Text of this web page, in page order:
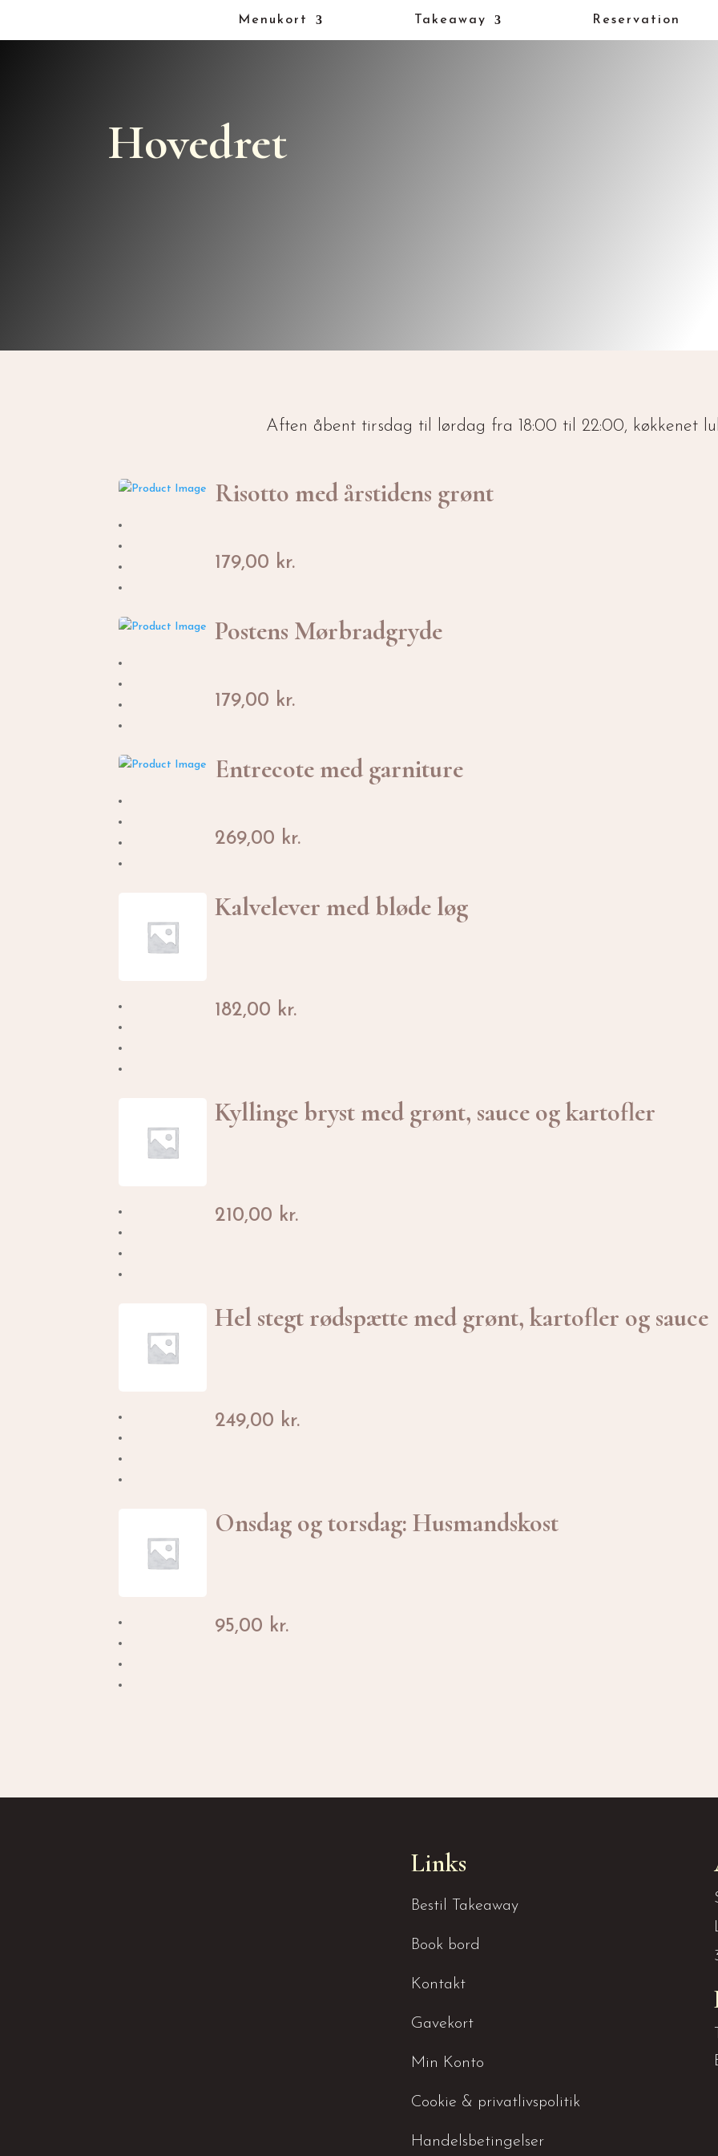
Menukort Takeaway Reservation
Hovedret
Aften åbent tirsdag til lørdag fra 18:00 til 22:00, køkkenet
Risotto med årstidens grønt
179,00 kr.
Postens Mørbradgryde
179,00 kr.
Entrecote med garniture
269,00 kr.
Kalvelever med bløde løg
182,00 kr.
Kyllinge bryst med grønt, sauce og kartofler
210,00 kr.
Hel stegt rødspætte med grønt, kartofler og sauce
249,00 kr.
Onsdag og torsdag: Husmandskost
95,00 kr.
Links
Bestil Takeaway
Book bord
Kontakt
Gavekort
Min Konto
Cookie & privatlivspolitik
Handelsbetingelser